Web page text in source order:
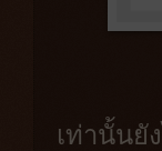
เท่านั้นยั